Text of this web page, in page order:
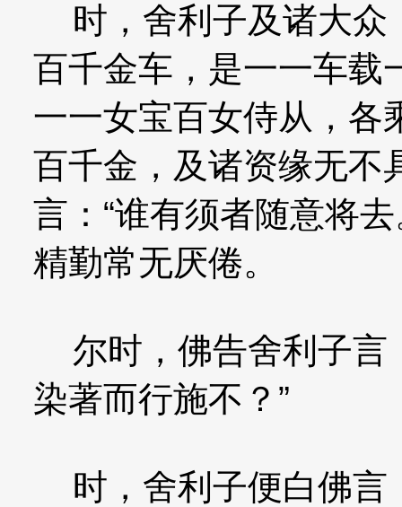
时，舍利子及诸大众
百千金车，是一一车载
一一女宝百女侍从，各
百千金，及诸资缘无不
言：“谁有须者随意将
精勤常无厌倦。
尔时，佛告舍利子言
染著而行施不？”
时，舍利子便白佛言